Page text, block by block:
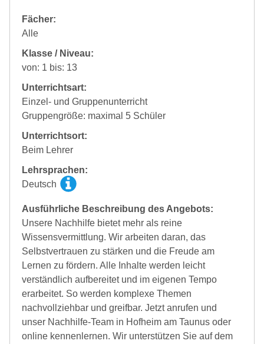
Fächer:
Alle
Klasse / Niveau:
von: 1 bis: 13
Unterrichtsart:
Einzel- und Gruppenunterricht
Gruppengröße: maximal 5 Schüler
Unterrichtsort:
Beim Lehrer
Lehrsprachen:
Deutsch
Ausführliche Beschreibung des Angebots:
Unsere Nachhilfe bietet mehr als reine
Wissensvermittlung. Wir arbeiten daran, das
Selbstvertrauen zu stärken und die Freude am
Lernen zu fördern. Alle Inhalte werden leicht
verständlich aufbereitet und im eigenen Tempo
erarbeitet. So werden komplexe Themen
nachvollziehbar und greifbar. Jetzt anrufen und
unser Nachhilfe-Team in Hofheim am Taunus oder
online kennenlernen. Wir unterstützen Sie auf dem